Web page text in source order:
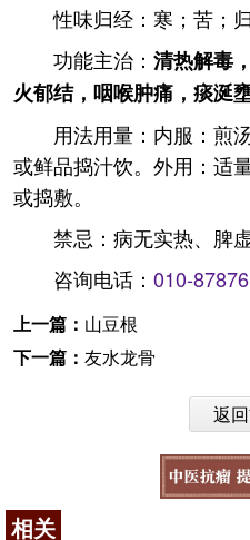
性味归经：寒；苦；
功能主治： 清热解毒
火郁结，咽喉肿痛，痰涎
用法用量：内服：煎
或鲜品捣汁饮。外用：适
或捣敷。
禁忌：病无实热、脾
咨询电话： 010-
上一篇： 山豆根
下一篇： 友水龙骨
返
相关